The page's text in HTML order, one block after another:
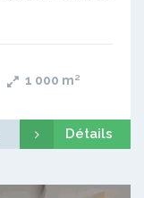
1 000 m²
Détails